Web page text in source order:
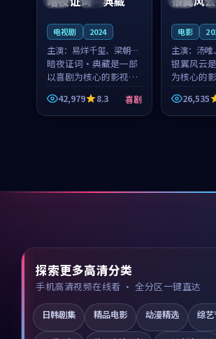
电视剧 2024
主演： 易烊千玺、梁朝伟
等
暗夜证词·典藏是一部
以喜剧为核心的影视作
品，围绕危机、反转与
人物成长展开，整体节
奏紧凑，值得推荐观
42,979 8.3 喜剧
电影
主演： 汤唯
银翼风云
为核心的
绕危机、
长展开，
凑，值得
26,535
探索更多高清分类
手机高清视频在线看 · 全分区一键直达
日韩剧集 精品电影 动漫精选 综艺